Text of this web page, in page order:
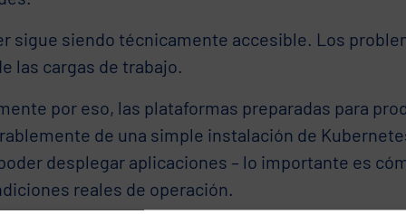
sigue siendo técnicamente accesible. Los
las cargas de trabajo.
por eso, las plataformas preparadas para
de una simple instalación de
desplegar aplicaciones – lo importante es
reales de operación.